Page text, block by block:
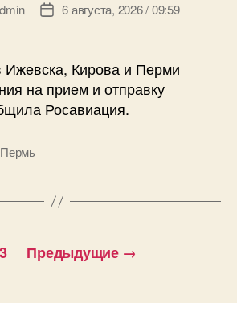
Дата6 августа, 2026 / 09:59
Ижевска, Кирова и Перми
на прием и отправку
Росавиация.
Пермь
Предыдущие →